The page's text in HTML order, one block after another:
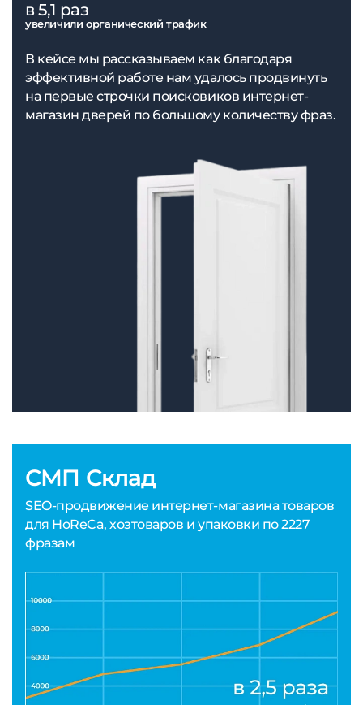
СМП Склад
SEO-продвижение интернет-магазина товаров
для HoReCa, хозтоваров и упаковки по 2227
фразам
в 5,1 раз
увеличили органический трафик
В кейсе мы рассказываем как благодаря
эффективной работе нам удалось продвинуть
на первые строчки поисковиков интернет-
магазин дверей по большому количеству фраз.